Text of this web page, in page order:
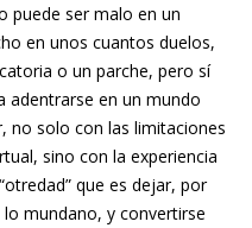
puede ser malo en un
en unos cuantos duelos,
o un parche, pero sí
adentrarse en un mundo
no solo con las limitaciones
sino con la experiencia
que es dejar, por
mundano, y convertirse